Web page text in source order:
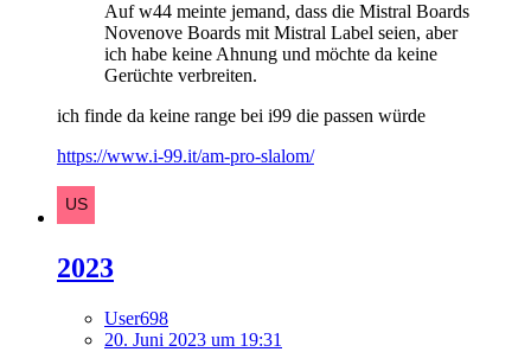
Auf w44 meinte jemand, dass die Mistral Boards
Novenove Boards mit Mistral Label seien, aber
ich habe keine Ahnung und möchte da keine
Gerüchte verbreiten.
ich finde da keine range bei i99 die passen würde
https://www.i-99.it/am-pro-slalom/
2023
User698
20. Juni 2023 um 19:31